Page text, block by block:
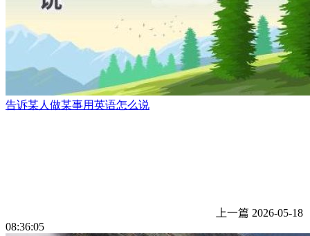
告诉某人做某事用英语怎么说
上一篇 2026-05-18
08:36:05